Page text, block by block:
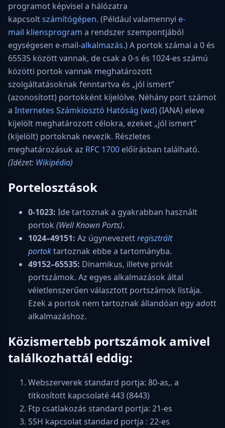
programot képvisel a hálózatra
kapcsoltszámítógépen. (Például valamennyi e-
mail kliensprogram a rendszer szempontjából
egységesen e-mail-alkalmazás.) A portok számai a 0 és
65535 között vannak, de csak a 0-s és 1024-es számú
közötti portok vannak meghatározott
szolgáltatásoknak fenntartva és „jól ismert”
(azonosított) portokként kijelölve. Néhány port számot
a Internetes Számkiosztó Hatóság (wd)(IANA) eleve
kijelölt meghatározott célokra, ezeket „jól ismert”
(kijelölt) portoknak nevezik. Részletes
meghatározásuk az RFC 1700 előírásban található.
(Idézet: Wikipédia)
Portelosztások
0-1023: Ide tartoznak a gyakrabban használt
portok (Well Known Ports).
1024–49151: Az úgynevezettregisztrált
portoktartoznak ebbe a tartományba.
49152–65535: Dinamikus, illetve privát
portszámok. Az egyes alkalmazások által
véletlenszerűen választott portszámok listája.
Ezek a portok nem tartoznak állandóan egy adott
alkalmazáshoz.
Közismertebb portszámok amivel
találkozhattál eddig:
Webszerverek standard portja: 80-as,. a
titkosított kapcsolaté 443 (8443)
Ftp csatlakozás standard portja: 21-es
SSH kapcsolat standard portja : 22-es